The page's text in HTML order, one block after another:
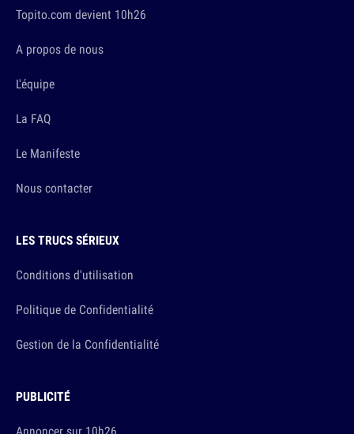
Topito.com devient 10h26
A propos de nous
L'équipe
La FAQ
Le Manifeste
Nous contacter
LES TRUCS SÉRIEUX
Conditions d'utilisation
Politique de Confidentialité
Gestion de la Confidentialité
PUBLICITÉ